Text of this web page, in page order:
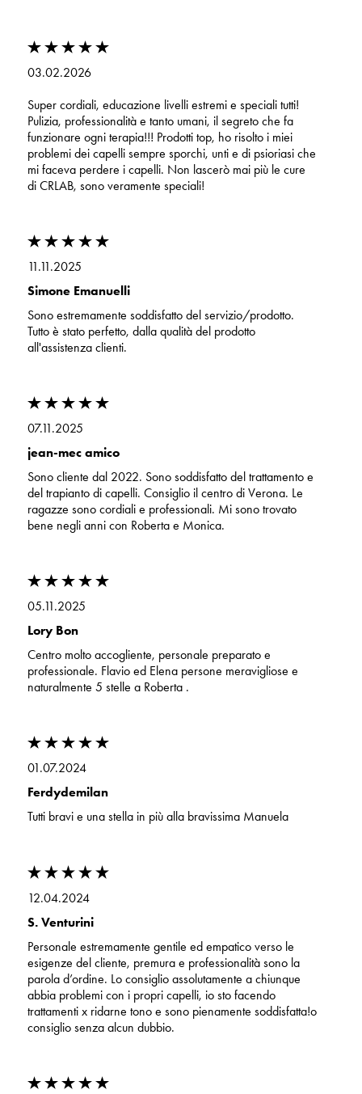
03.02.2026
Super cordiali, educazione livelli estremi e speciali tutti!
Pulizia, professionalità e tanto umani, il segreto che fa
funzionare ogni terapia!!! Prodotti top, ho risolto i miei
problemi dei capelli sempre sporchi, unti e di psioriasi che
mi faceva perdere i capelli. Non lascerò mai più le cure
di CRLAB, sono veramente speciali!
11.11.2025
Simone Emanuelli
Sono estremamente soddisfatto del servizio/prodotto.
Tutto è stato perfetto, dalla qualità del prodotto
all'assistenza clienti.
07.11.2025
jean-mec amico
Sono cliente dal 2022. Sono soddisfatto del trattamento e
del trapianto di capelli. Consiglio il centro di Verona. Le
ragazze sono cordiali e professionali. Mi sono trovato
bene negli anni con Roberta e Monica.
05.11.2025
Lory Bon
Centro molto accogliente, personale preparato e
professionale. Flavio ed Elena persone meravigliose e
naturalmente 5 stelle a Roberta .
01.07.2024
Ferdydemilan
Tutti bravi e una stella in più alla bravissima Manuela
12.04.2024
S. Venturini
Personale estremamente gentile ed empatico verso le
esigenze del cliente, premura e professionalità sono la
parola d’ordine. Lo consiglio assolutamente a chiunque
abbia problemi con i propri capelli, io sto facendo
trattamenti x ridarne tono e sono pienamente soddisfatta!o
consiglio senza alcun dubbio.